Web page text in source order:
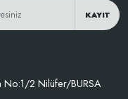
KAYIT
No:1/2 Nilüfer/BURSA